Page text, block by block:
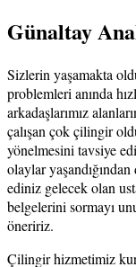
Günaltay
Sizlerin yaşamakta
problemleri anında
arkadaşlarımız
çalışan çok çilingir
yönelmesini tavsiye
olaylar
ediniz gelecek olan
belgelerini sormayı
öneririz.
Çilingir hizmetimiz